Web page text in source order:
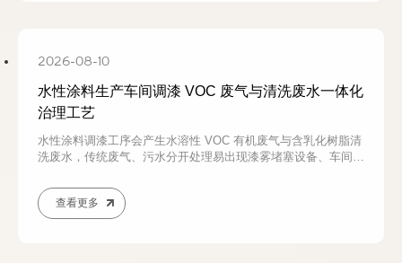
2026-08-10
水性涂料生产车间调漆 VOC 废气与清洗废水一体化
治理工艺
水性涂料调漆工序会产生水溶性 VOC 有机废气与含乳化树脂清
洗废水，传统废气、污水分开处理易出现漆雾堵塞设备、车间异
料间歇生产工况，分析废气废水污染特性与治理痛点，介绍一体
化协同治理成套工艺，通过密闭集气喷淋、破乳气浮、生化回用
实现稳定达标，水性涂料车间环保整改可咨询若源环保定制方
查看更多